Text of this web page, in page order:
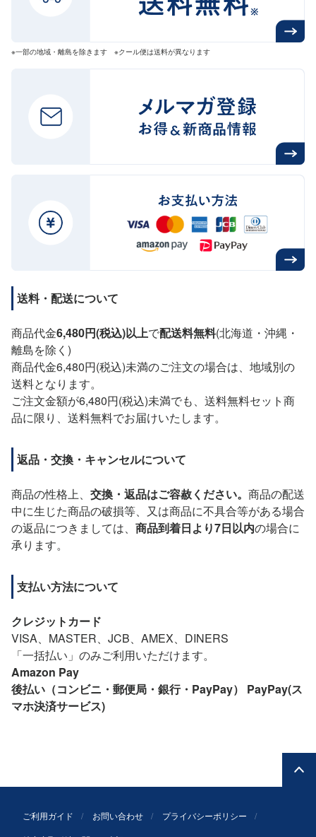
※一部の地域・離島を除きます ※クール便は送料が異なります
送料・配送について
商品代金6,480円(税込)以上で配送料無料(北海道・沖縄・
離島を除く)
商品代金6,480円(税込)未満のご注文の場合は、地域別の
送料となります。
ご注文金額が6,480円(税込)未満でも、送料無料セット商
品に限り、送料無料でお届けいたします。
返品・交換・キャンセルについて
商品の性格上、 交換・返品はご容赦ください。 商品の配送
中に生じた商品の破損等、又は商品に不具合等がある場合
の返品につきましては、 商品到着日より7日以内の場合に
承ります。
支払い方法について
クレジットカード
VISA、MASTER、JCB、AMEX、DINERS
「一括払い」のみご利用いただけます。
Amazon Pay
後払い（コンビニ・郵便局・銀行・PayPay）
PayPay(ス
マホ決済サービス)
ご利用ガイド お問い合わせ
プライバシーポリシー